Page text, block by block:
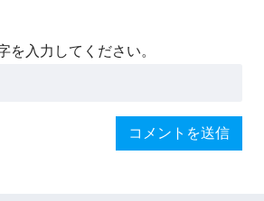
を入力してください。